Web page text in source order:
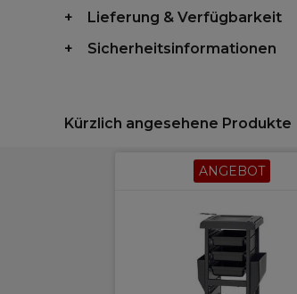
Lieferung & Verfügbarkeit
Sicherheitsinformationen
Kürzlich angesehene Produkte
ANGEBOT